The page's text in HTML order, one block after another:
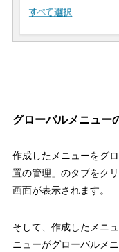
グローバルメニュー
作成したメニューをグ
置の管理」のタブをク
画面が表示されます。
そして、作成したメニ
ニューがグローバルメ